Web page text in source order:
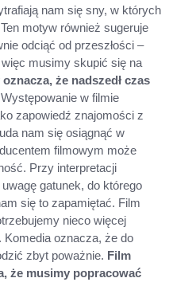
nam się sny, w których
motyw również sugeruje
odciąć od przeszłości –
więc musimy skupić się na
że nadszedł czas
Występowanie w filmie
zapowiedź znajomości z
nam się osiągnąć w
filmowym może
Przy interpretacji
gatunek, do którego
się to zapamiętać. Film
nieco więcej
oznacza, że do
zbyt poważnie. Film
że musimy popracować